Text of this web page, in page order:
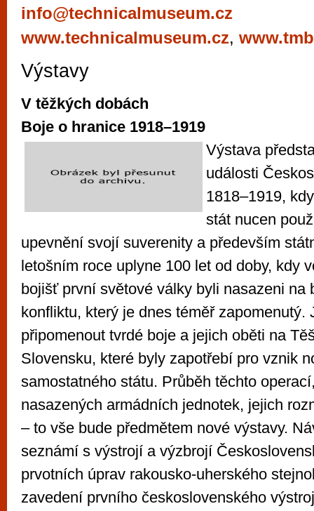
info@technicalmuseum.cz
www.technicalmuseum.cz,
Výstavy
V těžkých dobách
Boje o hranice 1918–1919
Výstava
události
1818–1919,
stát nucen
upevnění svojí suverenity a především
letošním roce uplyne 100 let od doby, kdy
bojišť první světové války byli nasazeni na
konfliktu, který je dnes téměř zapomenutý.
připomenout tvrdé boje a jejich oběti na
Slovensku, které byly zapotřebí pro vznik
samostatného státu. Průběh těchto
nasazených armádních jednotek, jejich
– to vše bude předmětem nové výstavy.
seznámí s výstrojí a výzbrojí
prvotních úprav rakousko-uherského
zavedení prvního československého
vyzkoušet různé kasinové hry. V
metropoli naleznete širokou nabídku her
po moderní automaty jak pro pravidelné
příležitostné hráče. V...